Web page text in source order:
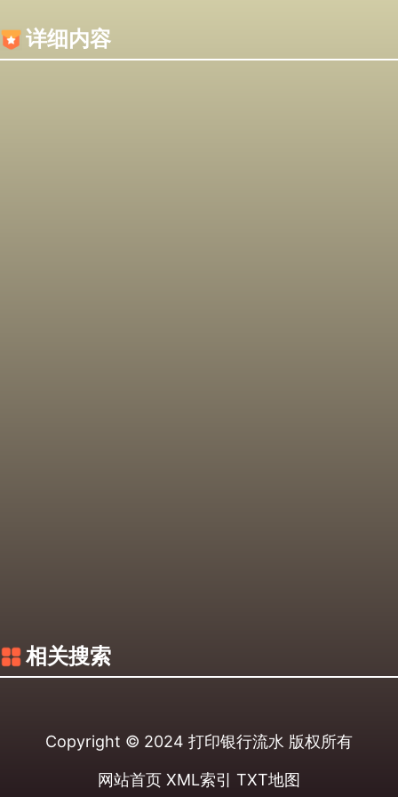
详细内容
相关搜索
Copyright © 2024 打印银行流水 版权所有
网站首页 XML索引 TXT地图